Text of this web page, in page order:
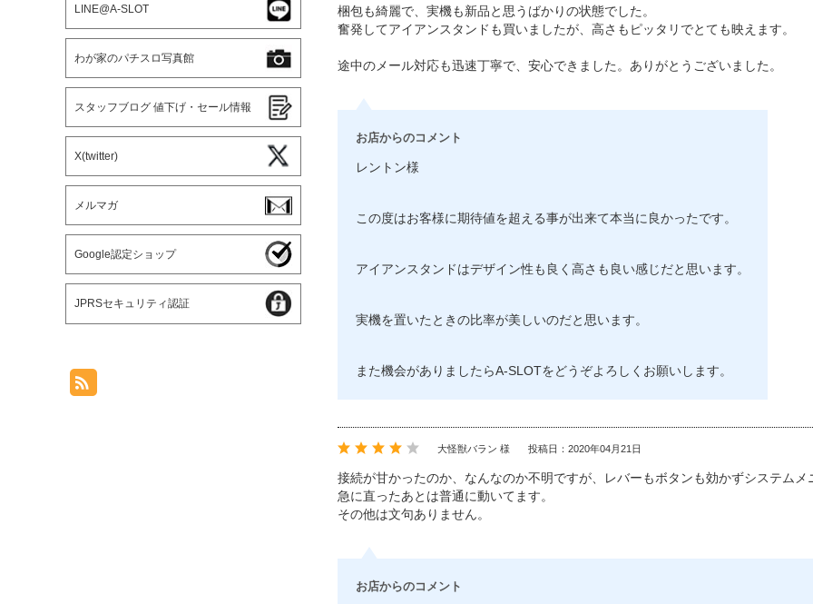
梱包も綺麗で、実機も新品と思うばかりの状態でした。
奮発してアイアンスタンドも買いましたが、高さもピッタリでとても映えます。
途中のメール対応も迅速丁寧で、安心できました。ありがとうございました。
お店からのコメント
レントン様
この度はお客様に期待値を超える事が出来て本当に良かったです。
アイアンスタンドはデザイン性も良く高さも良い感じだと思います。
実機を置いたときの比率が美しいのだと思います。
また機会がありましたらA-SLOTをどうぞよろしくお願いします。
大怪獣バラン 様 投稿日：2020年04月21日
接続が甘かったのか、なんなのか不明ですが、レバーもボタンも効かずシステムメ
急に直ったあとは普通に動いてます。
その他は文句ありません。
お店からのコメント
LINE@A-SLOT
わが家のパチスロ写真館
スタッフブログ 値下げ・セール情報
X(twitter)
メルマガ
Google認定ショップ
JPRSセキュリティ認証